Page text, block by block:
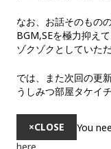
なお、お話そのもの
BGM,SEを極力抑えて
ゾクゾクとしていた
では、また次回の更新
うしみつ部屋タケイ
×CLOSE You
here